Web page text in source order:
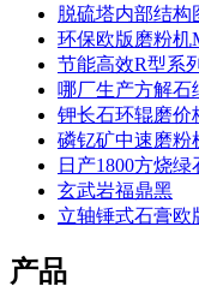
脱硫塔内部结构
环保欧版磨粉机
节能高效R型系
哪厂生产方解石
钾长石环辊磨价
磷钇矿中速磨粉
日产1800方烧
玄武岩福鼎黑
立轴锤式石膏欧
产品